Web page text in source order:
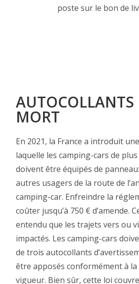
poste sur le bon de
AUTOCOLLANTS
MORT
En 2021, la France a introduit
laquelle les camping-cars de
doivent être équipés de
autres usagers de la route de
camping-car. Enfreindre la
coûter jusqu’à 750 € d’amende.
entendu que les trajets vers ou
impactés. Les camping-cars
de trois autocollants
être apposés conformément à
vigueur. Bien sûr, cette loi